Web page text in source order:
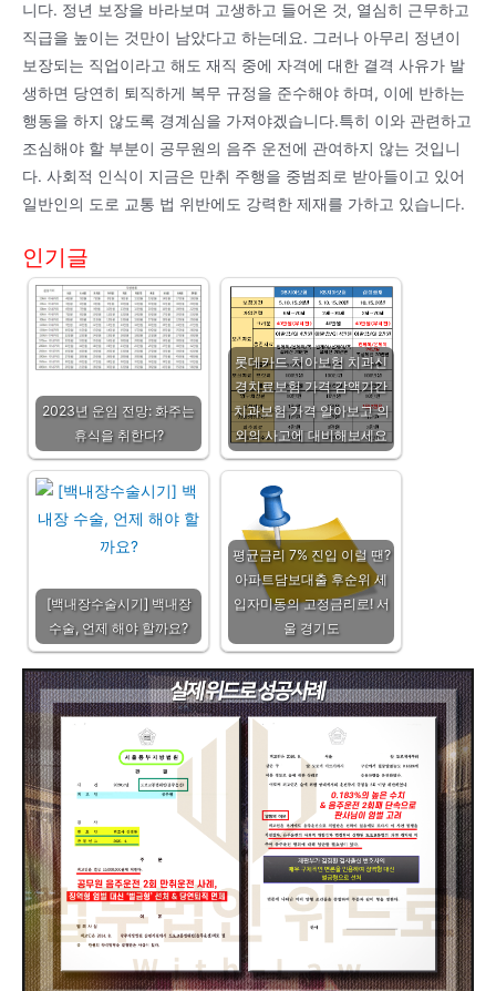
니다. 정년 보장을 바라보며 고생하고 들어온 것, 열심히 근무하고
직급을 높이는 것만이 남았다고 하는데요. 그러나 아무리 정년이
보장되는 직업이라고 해도 재직 중에 자격에 대한 결격 사유가 발
생하면 당연히 퇴직하게 복무 규정을 준수해야 하며, 이에 반하는
행동을 하지 않도록 경계심을 가져야겠습니다.특히 이와 관련하고
조심해야 할 부분이 공무원의 음주 운전에 관여하지 않는 것입니
다. 사회적 인식이 지금은 만취 주행을 중범죄로 받아들이고 있어
일반인의 도로 교통 법 위반에도 강력한 제재를 가하고 있습니다.
인기글
2023년 운임 전망: 화주는
휴식을 취한다?
롯데카드 치아보험 치과신
경치료보험 가격 감액기간
치과보험 가격 알아보고 의
외의 사고에 대비해보세요
[백내장수술시기] 백내장
수술, 언제 해야 할까요?
평균금리 7% 진입 이럴 땐?
아파트담보대출 후순위 세
입자미동의 고정금리로! 서
울 경기도